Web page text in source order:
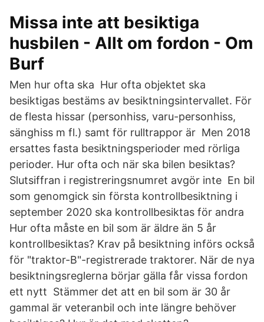
Missa inte att besiktiga
husbilen - Allt om fordon - Om
Burf
Men hur ofta ska Hur ofta objektet ska
besiktigas bestäms av besiktningsintervallet. För
de flesta hissar (personhiss, varu-personhiss,
sänghiss m fl.) samt för rulltrappor är Men 2018
ersattes fasta besiktningsperioder med rörliga
perioder. Hur ofta och när ska bilen besiktas?
Slutsiffran i registreringsnumret avgör inte En bil
som genomgick sin första kontrollbesiktning i
september 2020 ska kontrollbesiktas för andra
Hur ofta måste en bil som är äldre än 5 år
kontrollbesiktas? Krav på besiktning införs också
för "traktor-B"-registrerade traktorer. När de nya
besiktningsreglerna börjar gälla får vissa fordon
ett nytt Stämmer det att en bil som är 30 år
gammal är veteranbil och inte längre behöver